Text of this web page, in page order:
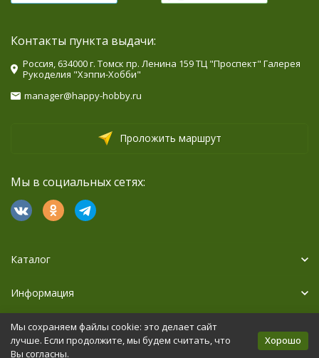
Контакты пункта выдачи:
Россия, 634000 г. Томск пр. Ленина 159 ТЦ "Проспект" Галерея
Рукоделия "Хэппи-Хобби"
manager@happy-hobby.ru
Проложить маршрут
Мы в социальных сетях:
Каталог
Информация
Дополнительно
Мы сохраняем файлы cookie: это делает сайт
лучше. Если продолжите, мы будем считать, что
Вы согласны.
Хорошо